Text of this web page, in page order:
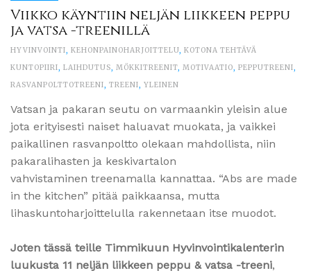
Viikko käyntiin neljän liikkeen peppu
ja vatsa -treenillä
HYVINVOINTI, KEHONPAINOHARJOITTELU, KOTONA TEHTÄVÄ
KUNTOPIIRI, LAIHDUTUS, MÖKKITREENIT, MOTIVAATIO, PEPPUTREENI,
RASVANPOLTTOTREENI, TREENI, YLEINEN
Vatsan ja pakaran seutu on varmaankin yleisin alue
jota erityisesti naiset haluavat muokata, ja vaikkei
paikallinen rasvanpoltto olekaan mahdollista, niin
pakaralihasten ja keskivartalon
vahvistaminen treenamalla kannattaa. “Abs are made
in the kitchen” pitää paikkaansa, mutta
lihaskuntoharjoittelulla rakennetaan itse muodot.
Joten tässä teille Timmikuun Hyvinvointikalenterin
luukusta 11 neljän liikkeen peppu & vatsa -treeni,